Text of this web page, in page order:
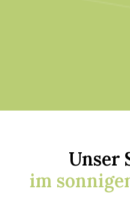
Unser
im